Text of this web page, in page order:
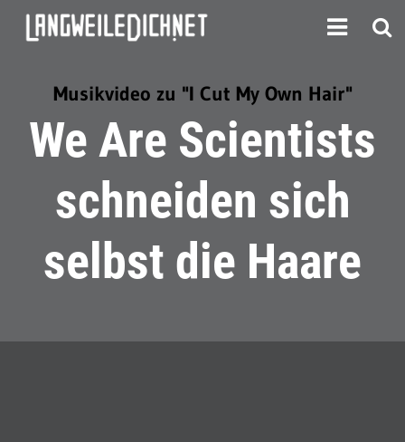
Musikvideo zu "I Cut My Own Hair"
We Are Scientists
schneiden sich
selbst die Haare